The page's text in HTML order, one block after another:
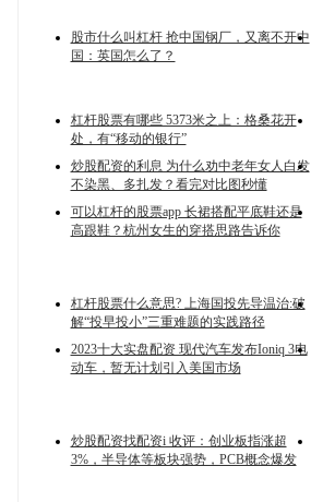
股市什么叫杠杆 抢中国钢厂，又离不开中
国：英国怎么了？
杠杆股票有哪些 5373米之上：格桑花开
处，有“移动的银行”
炒股配资的利息 为什么劝中老年女人白发
不染黑、多扎发？看完对比图秒懂
可以杠杆的股票app 长裙搭配平底鞋还是
高跟鞋？杭州女生的穿搭思路告诉你
杠杆股票什么意思? 上海国投先导温治:破
解“投早投小”三重难题的实践路径
2023十大实盘配资 现代汽车发布Ioniq 3电
动车，暂无计划引入美国市场
炒股配资找配资i 收评：创业板指涨超
3%，半导体等板块强势，PCB概念爆发